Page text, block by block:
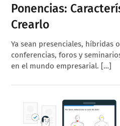
Ponencias:
Crearlo
Ya sean presenciales, híbridas
conferencias, foros y
en el mundo empresarial. […]